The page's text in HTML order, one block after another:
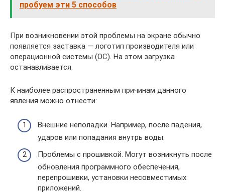
пробуем эти 5 способов
При возникновении этой проблемы на экране обычно
появляется заставка — логотип производителя или
операционной системы (ОС). На этом загрузка
останавливается.
К наиболее распространенным причинам данного
явления можно отнести:
Внешние неполадки. Например, после падения,
ударов или попадания внутрь воды.
Проблемы с прошивкой. Могут возникнуть после
обновления программного обеспечения,
перепрошивки, установки несовместимых
приложений.